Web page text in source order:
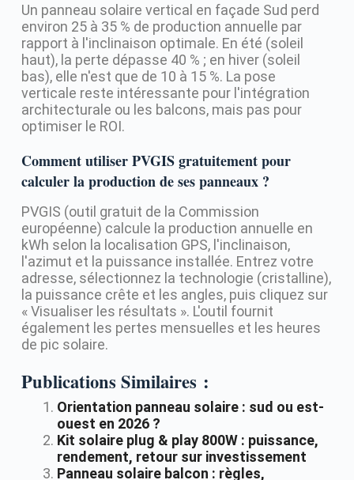
Un panneau solaire vertical en façade Sud perd
environ 25 à 35 % de production annuelle par
rapport à l'inclinaison optimale. En été (soleil
haut), la perte dépasse 40 % ; en hiver (soleil
bas), elle n'est que de 10 à 15 %. La pose
verticale reste intéressante pour l'intégration
architecturale ou les balcons, mais pas pour
optimiser le ROI.
Comment utiliser PVGIS gratuitement pour
calculer la production de ses panneaux ?
PVGIS (outil gratuit de la Commission
européenne) calcule la production annuelle en
kWh selon la localisation GPS, l'inclinaison,
l'azimut et la puissance installée. Entrez votre
adresse, sélectionnez la technologie (cristalline),
la puissance crête et les angles, puis cliquez sur
« Visualiser les résultats ». L'outil fournit
également les pertes mensuelles et les heures
de pic solaire.
Publications Similaires :
Orientation panneau solaire : sud ou est-
ouest en 2026 ?
Kit solaire plug & play 800W : puissance,
rendement, retour sur investissement
Panneau solaire balcon : règles,